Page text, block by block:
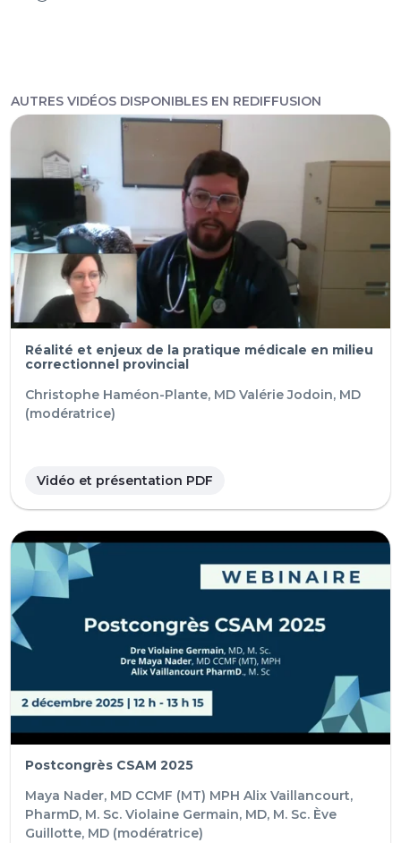
AUTRES VIDÉOS DISPONIBLES EN REDIFFUSION
Réalité et enjeux de la pratique médicale en milieu
correctionnel provincial
Christophe Haméon-Plante, MD Valérie Jodoin, MD
(modératrice)
Vidéo et présentation PDF
Postcongrès CSAM 2025
Maya Nader, MD CCMF (MT) MPH Alix Vaillancourt,
PharmD, M. Sc. Violaine Germain, MD, M. Sc. Ève
Guillotte, MD (modératrice)